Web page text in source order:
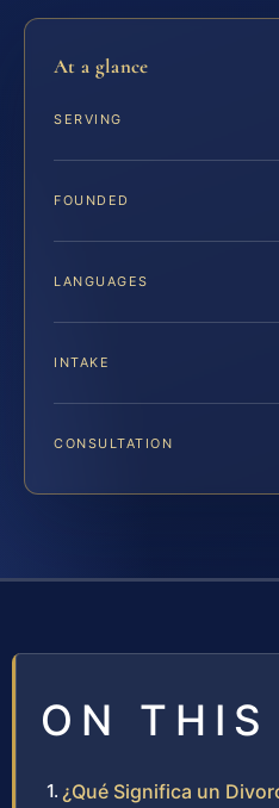
At a glance
SERVING
FOUNDED
LANGUAGES
INTAKE
CONSULTATION
ON THIS
¿Qué Significa un